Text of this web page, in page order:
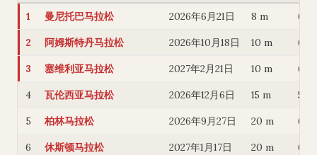
1 曼尼托巴马拉松 2026年6月21日 8 m 6
2 阿姆斯特丹马拉松 2026年10月18日 10 m 6
3 塞维利亚马拉松 2027年2月21日 10 m 6
4 瓦伦西亚马拉松 2026年12月6日 15 m 5.5
5 柏林马拉松 2026年9月27日 20 m
6 休斯顿马拉松 2027年1月17日 20 m 6